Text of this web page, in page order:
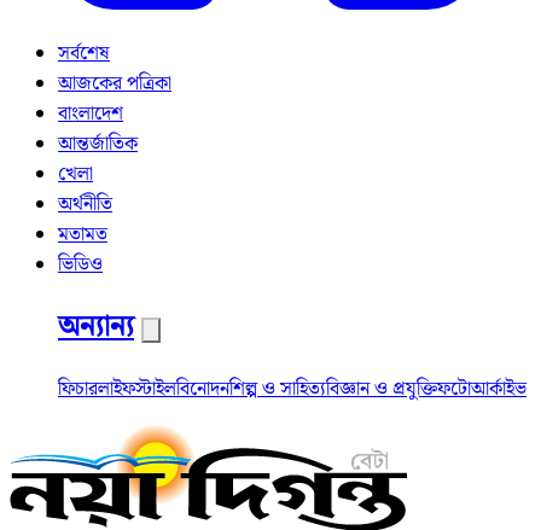
সর্বশেষ
আজকের পত্রিকা
বাংলাদেশ
আন্তর্জাতিক
খেলা
অর্থনীতি
মতামত
ভিডিও
অন্যান্য
ফিচারলাইফস্টাইলবিনোদনশিল্প ও সাহিত্যবিজ্ঞান ও প্রযুক্তিফটোআর্কাইভ